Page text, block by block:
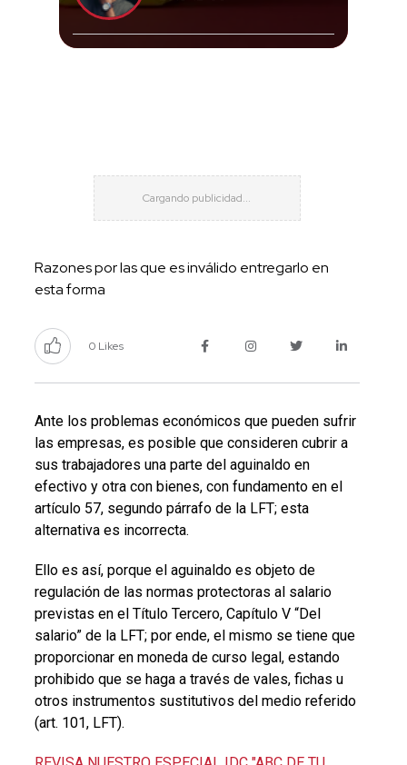
Razones por las que es inválido entregarlo en
esta forma
0 Likes
Ante los problemas económicos que pueden sufrir
las empresas, es posible que consideren cubrir a
sus trabajadores una parte del aguinaldo en
efectivo y otra con bienes, con fundamento en el
artículo 57, segundo párrafo de la LFT; esta
alternativa es incorrecta.
Ello es así, porque el aguinaldo es objeto de
regulación de las normas protectoras al salario
previstas en el Título Tercero, Capítulo V “Del
salario” de la LFT; por ende, el mismo se tiene que
proporcionar en moneda de curso legal, estando
prohibido que se haga a través de vales, fichas u
otros instrumentos sustitutivos del medio referido
(art. 101, LFT).